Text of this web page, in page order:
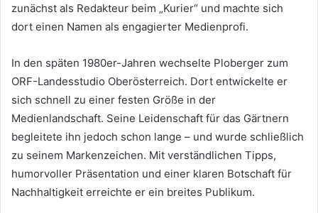
zunächst als Redakteur beim „Kurier“ und machte sich
dort einen Namen als engagierter Medienprofi.
In den späten 1980er-Jahren wechselte Ploberger zum
ORF-Landesstudio Oberösterreich. Dort entwickelte er
sich schnell zu einer festen Größe in der
Medienlandschaft. Seine Leidenschaft für das Gärtnern
begleitete ihn jedoch schon lange – und wurde schließlich
zu seinem Markenzeichen. Mit verständlichen Tipps,
humorvoller Präsentation und einer klaren Botschaft für
Nachhaltigkeit erreichte er ein breites Publikum.